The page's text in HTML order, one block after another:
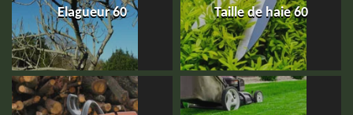
Elagueur 60 Taille de haie 60